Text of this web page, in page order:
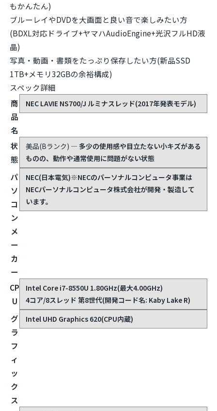
もかんたん)
ブルーレイやDVDを大画面と良い音で楽しみたい方
(BDXL対応ドライブ+ヤマハAudioEngine+光沢フルHD液
晶)
写真・動画・書類をたっぷり保存したい方(新品SSD
1TB+メモリ32GBの余裕構成)
スペック詳細
商
品
名
NEC LAVIE NS700/J ルミナスレッド(2017年発表モデル)
状
態
美品(Bランク) — 多少の使用感や目立たない小キズがある
ものの、動作や通常使用に問題がない状態
パ
ソ
コ
ン
メ
ー
カ
ー
NEC(日本電気)※NECのパーソナルコンピュータ事業は
NECパーソナルコンピュータ株式会社が開発・製造して
います。
CP
U
Intel Core i7-8550U 1.80GHz(最大4.00GHz)
4コア/8スレッド 第8世代(開発コード名: Kaby Lake R)
グ
ラ
フ
ィ
ッ
ク
ス
Intel UHD Graphics 620(CPU内蔵)